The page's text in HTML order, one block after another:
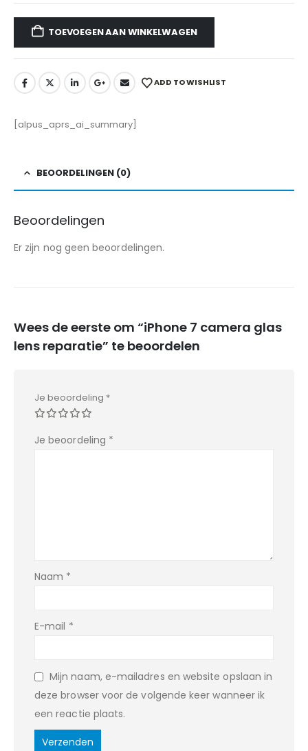
TOEVOEGEN AAN WINKELWAGEN
ADD TO WISHLIST
[alpus_aprs_ai_summary]
BEOORDELINGEN (0)
Beoordelingen
Er zijn nog geen beoordelingen.
Wees de eerste om “iPhone 7 camera glas
lens reparatie” te beoordelen
Je beoordeling *
Je beoordeling *
Naam *
E-mail *
Mijn naam, e-mailadres en website opslaan in
deze browser voor de volgende keer wanneer ik
een reactie plaats.